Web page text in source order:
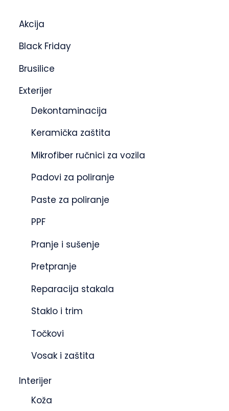
Akcija
Black Friday
Brusilice
Exterijer
Dekontaminacija
Keramička zaštita
Mikrofiber ručnici za vozila
Padovi za poliranje
Paste za poliranje
PPF
Pranje i sušenje
Pretpranje
Reparacija stakala
Staklo i trim
Točkovi
Vosak i zaštita
Interijer
Koža